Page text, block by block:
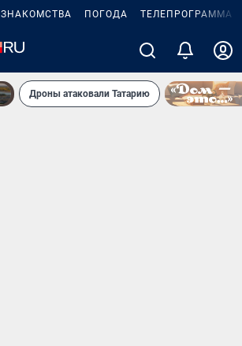
ЗНАКОМСТВА ПОГОДА ТЕЛЕПРОГРАММА
Дроны атаковали Татарию